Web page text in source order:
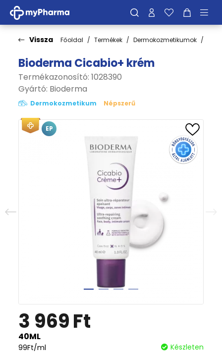
Vissza Főoldal Termékek Dermokozmetikumok
Bioderma Cicabio+ krém
Termékazonosító: 1028390
Gyártó: Bioderma
Dermokozmetikum Népszerű
EP
3 969Ft
40ML
99Ft/ml Készleten